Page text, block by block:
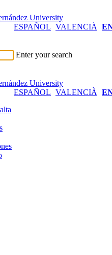
ESPAÑOL VALENCIÀ
Enter your search
ESPAÑOL VALENCIÀ